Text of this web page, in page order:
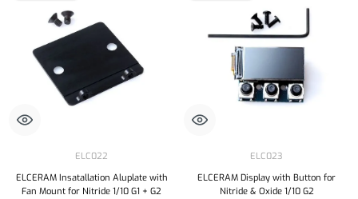
ELC022
ELCERAM Insatallation Aluplate with
Fan Mount for Nitride 1/10 G1 + G2
ELC023
ELCERAM Display with Button for
Nitride & Oxide 1/10 G2